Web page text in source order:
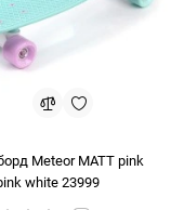
Meteor MATT pink
white 23999